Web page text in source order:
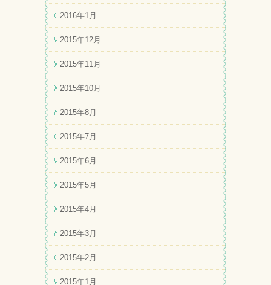
2016年1月
2015年12月
2015年11月
2015年10月
2015年8月
2015年7月
2015年6月
2015年5月
2015年4月
2015年3月
2015年2月
2015年1月